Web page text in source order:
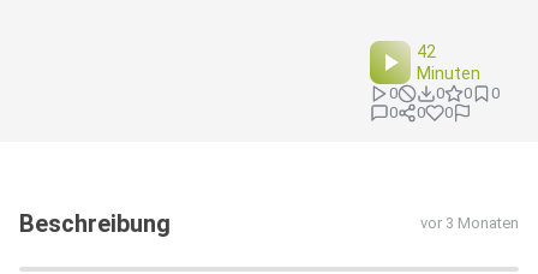
42
Minuten
0 0 0
0
0
0 0
Beschreibung vor 3 Monaten